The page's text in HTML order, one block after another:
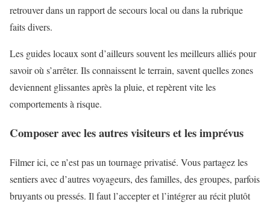
retrouver dans un rapport de secours local ou dans la rubrique
faits divers.
Les guides locaux sont d’ailleurs souvent les meilleurs alliés pour
savoir où s’arrêter. Ils connaissent le terrain, savent quelles zones
deviennent glissantes après la pluie, et repèrent vite les
comportements à risque.
Composer avec les autres visiteurs et les imprévus
Filmer ici, ce n’est pas un tournage privatisé. Vous partagez les
sentiers avec d’autres voyageurs, des familles, des groupes, parfois
bruyants ou pressés. Il faut l’accepter et l’intégrer au récit plutôt